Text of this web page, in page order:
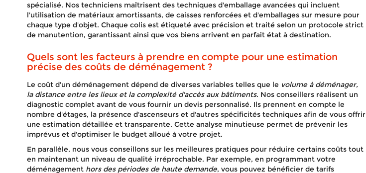
spécialisé. Nos techniciens maîtrisent des techniques d'emballage avancées qui incluent
l'utilisation de matériaux amortissants, de caisses renforcées et d'emballages sur mesure pour
chaque type d'objet. Chaque colis est étiqueté avec précision et traité selon un protocole strict
de manutention, garantissant ainsi que vos biens arrivent en parfait état à destination.
Quels sont les facteurs à prendre en compte pour une estimation
précise des coûts de déménagement ?
Le coût d'un déménagement dépend de diverses variables telles que le volume à déménager,
la distance entre les lieux et la complexité d'accès aux bâtiments. Nos conseillers réalisent un
diagnostic complet avant de vous fournir un devis personnalisé. Ils prennent en compte le
nombre d'étages, la présence d'ascenseurs et d'autres spécificités techniques afin de vous offrir
une estimation détaillée et transparente. Cette analyse minutieuse permet de prévenir les
imprévus et d'optimiser le budget alloué à votre projet.
En parallèle, nous vous conseillons sur les meilleures pratiques pour réduire certains coûts tout
en maintenant un niveau de qualité irréprochable. Par exemple, en programmant votre
déménagement hors des périodes de haute demande, vous pouvez bénéficier de tarifs